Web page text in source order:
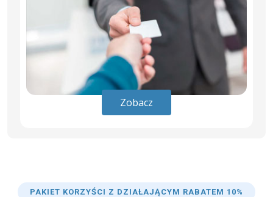
Zobacz
PAKIET KORZYŚCI Z DZIAŁAJĄCYM RABATEM 10%